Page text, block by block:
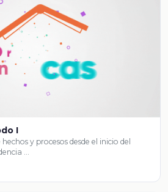
I
y procesos desde el inicio del
…